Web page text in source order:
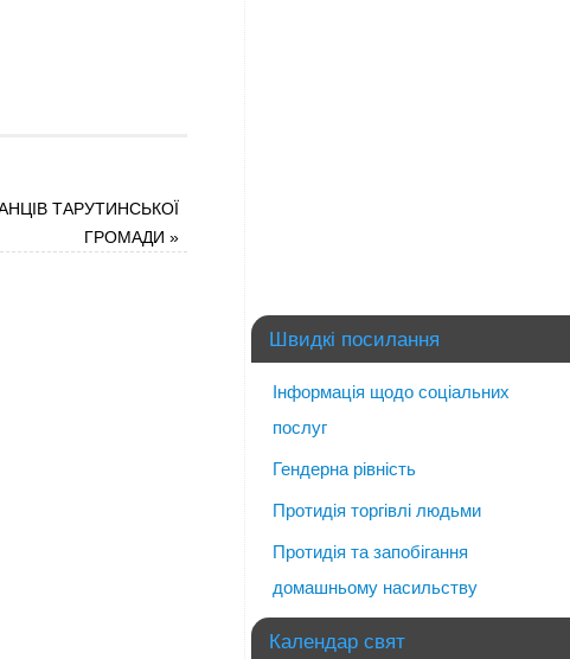
ТАРУТИНСЬКОЇ
ГРОМАДИ»
Швидкі посилання
Інформація щодо соціальних
послуг
Гендерна рівність
Протидія торгівлі людьми
Протидія та запобігання
домашньому насильству
Календар свят